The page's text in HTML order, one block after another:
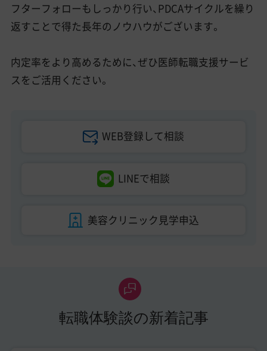
フターフォローもしっかり行い、PDCAサイクルを繰り
返すことで得た長年のノウハウがございます。
内定率をより高めるために、ぜひ医師転職支援サービ
スをご活用ください。
WEB登録して相談
LINEで相談
美容クリニック見学申込
転職体験談の新着記事